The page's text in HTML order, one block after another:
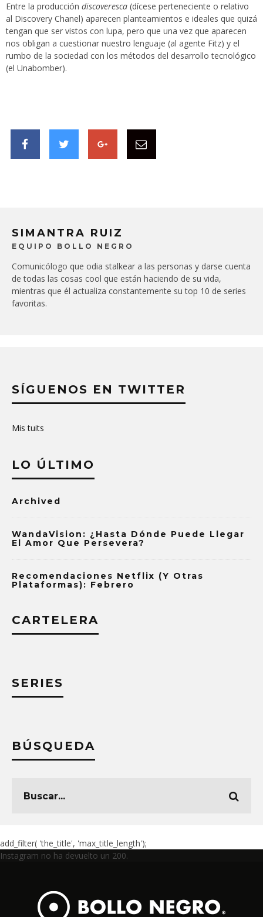
Entre la producción discoveresca (dícese perteneciente o relativo
al Discovery Chanel) aparecen planteamientos e ideales que quizá
tengan que ser vistos con lupa, pero que una vez que aparecen
nos obligan a cuestionar nuestro lenguaje (al agente Fitz) y el
rumbo de la sociedad con los métodos del desarrollo tecnológico
(el Unabomber).
SIMANTRA RUIZ
EQUIPO BOLLO NEGRO
Comunicólogo que odia stalkear a las personas y darse cuenta
de todas las cosas cool que están haciendo de su vida,
mientras que él actualiza constantemente su top 10 de series
favoritas.
SÍGUENOS EN TWITTER
Mis tuits
LO ÚLTIMO
Archived
WandaVision: ¿Hasta Dónde Puede Llegar
El Amor Que Persevera?
Recomendaciones Netflix (y Otras
Plataformas): Febrero
CARTELERA
SERIES
BÚSQUEDA
add_filter( 'the_title', 'max_title_length');
Instagram no ha devuelto un 200.